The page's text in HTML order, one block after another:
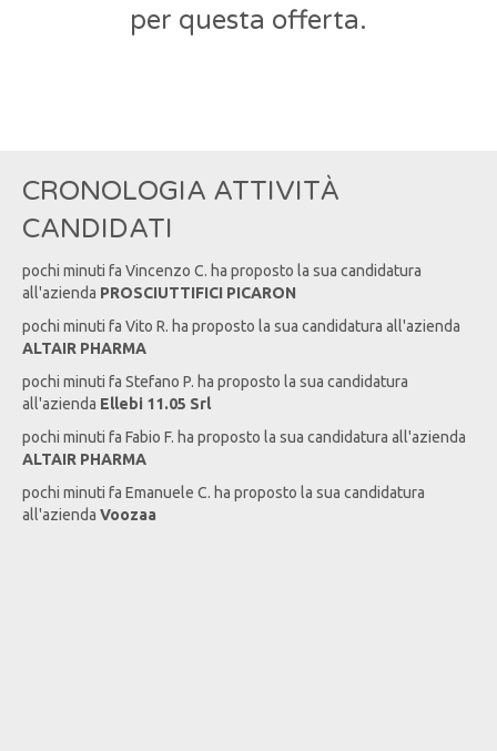
per questa offerta.
CRONOLOGIA ATTIVITÀ
CANDIDATI
pochi minuti fa Vincenzo C. ha proposto la sua candidatura
all'azienda PROSCIUTTIFICI PICARON
pochi minuti fa Vito R. ha proposto la sua candidatura all'azienda
ALTAIR PHARMA
pochi minuti fa Stefano P. ha proposto la sua candidatura
all'azienda Ellebi 11.05 Srl
pochi minuti fa Fabio F. ha proposto la sua candidatura all'azienda
ALTAIR PHARMA
pochi minuti fa Emanuele C. ha proposto la sua candidatura
all'azienda Voozaa